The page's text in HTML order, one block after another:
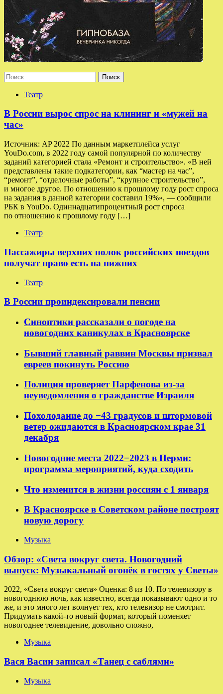
Найти:
Театр
В России вырос спрос на клининг и «мужей на
час»
Источник: AP 2022 По данным маркетплейса услуг
YouDo.com, в 2022 году самой популярной по количеству
заданий категорией стала «Ремонт и строительство». «В ней
представлены такие подкатегории, как “мастер на час”,
“ремонт”, “отделочные работы”, “крупное строительство”,
и многое другое. По отношению к прошлому году рост спроса
на задания в данной категории составил 19%», — сообщили
РБК в YouDo. Одиннадцатипроцентный рост спроса
по отношению к прошлому году […]
Театр
Пассажиры верхних полок российских поездов
получат право есть на нижних
Театр
В России проиндексировали пенсии
Синоптики рассказали о погоде на
новогодних каникулах в Красноярске
Бывший главный раввин Москвы призвал
евреев покинуть Россию
Полиция проверяет Парфенова из-за
неуведомления о гражданстве Израиля
Похолодание до −43 градусов и штормовой
ветер ожидаются в Красноярском крае 31
декабря
Новогодние места 2022−2023 в Перми:
программа мероприятий, куда сходить
Что изменится в жизни россиян с 1 января
В Красноярске в Советском районе построят
новую дорогу
Музыка
Обзор: «Света вокруг света. Новогодний
выпуск: Музыкальный огонёк в гостях у Светы»
2022, «Света вокруг света» Оценка: 8 из 10. По телевизору в
новогоднюю ночь, как известно, всегда показывают одно и то
же, и это много лет волнует тех, кто телевизор не смотрит.
Придумать какой-то новый формат, который поменяет
новогоднее телевидение, довольно сложно,
Музыка
Вася Васин записал «Танец с саблями»
Музыка